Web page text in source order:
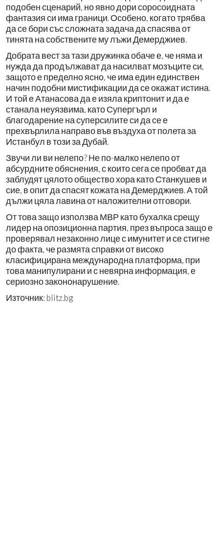
подобен сценарий, но явно дори соросоидната
фантазия си има граници. Особено, когато трябва
да се бори със сложната задача да спасява от
тинята на собствените му лъжи Демерджиев.
Добрата вест за тази дружинка обаче е, че няма и
нужда да продължават да насилват мозъците си,
защото е пределно ясно, че има един единствен
начин подобни мистификации да се окажат истина.
И той е Атанасова да е изяла криптонит и да е
станала неуязвима, като Супергърл и
благодарение на суперсилите си да се е
прехвърлила направо във въздуха от полета за
Истанбул в този за Дубай.
Звучи ли ви нелепо? Не по-малко нелепо от
абсурдните обяснения, с които сега се пробват да
заблудят цялото общество хора като Станкушев и
сие, в опит да спасят кожата на Демерджиев. А той
дължи цяла лавина от наложителни отговори.
От това защо използва МВР като бухалка срещу
лидер на опозиционна партия, през въпроса защо е
проверявал незаконно лице с имунитет и се стигне
до факта, че размята справки от високо
класифицирана международна платформа, при
това манипулирани и с невярна информация, е
сериозно закононарушение.
Източник: blitz.bg